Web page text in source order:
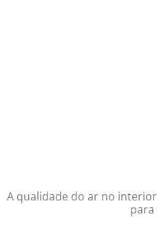
A qualidade do ar no